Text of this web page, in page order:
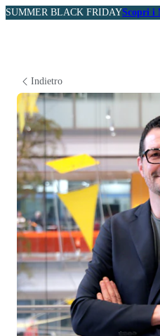
SUMMER BLACK FRIDAYScopri i
Indietro